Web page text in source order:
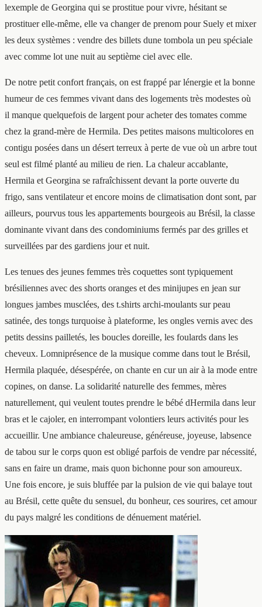
lexemple de Georgina qui se prostitue pour vivre, hésitant se
prostituer elle-même, elle va changer de prenom pour Suely et mixer
les deux systèmes : vendre des billets dune tombola un peu spéciale
avec comme lot une nuit au septième ciel avec elle.
De notre petit confort français, on est frappé par lénergie et la bonne
humeur de ces femmes vivant dans des logements très modestes où
il manque quelquefois de largent pour acheter des tomates comme
chez la grand-mère de Hermila. Des petites maisons multicolores en
contigu posées dans un désert terreux à perte de vue où un arbre tout
seul est filmé planté au milieu de rien. La chaleur accablante,
Hermila et Georgina se rafraîchissent devant la porte ouverte du
frigo, sans ventilateur et encore moins de climatisation dont sont, par
ailleurs, pourvus tous les appartements bourgeois au Brésil, la classe
dominante vivant dans des condominiums fermés par des grilles et
surveillées par des gardiens jour et nuit.
Les tenues des jeunes femmes très coquettes sont typiquement
brésiliennes avec des shorts oranges et des minijupes en jean sur
longues jambes musclées, des t.shirts archi-moulants sur peau
satinée, des tongs turquoise à plateforme, les ongles vernis avec des
petits dessins pailletés, les boucles doreille, les foulards dans les
cheveux. Lomniprésence de la musique comme dans tout le Brésil,
Hermila plaquée, désespérée, on chante en cur un air à la mode entre
copines, on danse. La solidarité naturelle des femmes, mères
naturellement, qui veulent toutes prendre le bébé dHermila dans leur
bras et le cajoler, en interrompant volontiers leurs activités pour les
accueillir. Une ambiance chaleureuse, généreuse, joyeuse, labsence
de tabou sur le corps quon est obligé parfois de vendre par nécessité,
sans en faire un drame, mais quon bichonne pour son amoureux.
Une fois encore, je suis bluffée par la pulsion de vie qui balaye tout
au Brésil, cette quête du sensuel, du bonheur, ces sourires, cet amour
du pays malgré les conditions de dénuement matériel.